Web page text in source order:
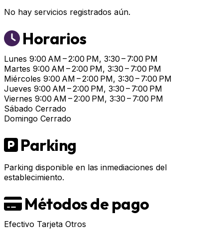
No hay servicios registrados aún.
Horarios
Lunes 9:00 AM – 2:00 PM, 3:30 – 7:00 PM
Martes 9:00 AM – 2:00 PM, 3:30 – 7:00 PM
Miércoles 9:00 AM – 2:00 PM, 3:30 – 7:00 PM
Jueves 9:00 AM – 2:00 PM, 3:30 – 7:00 PM
Viernes 9:00 AM – 2:00 PM, 3:30 – 7:00 PM
Sábado Cerrado
Domingo Cerrado
Parking
Parking disponible en las inmediaciones del
establecimiento.
Métodos de pago
Efectivo Tarjeta Otros